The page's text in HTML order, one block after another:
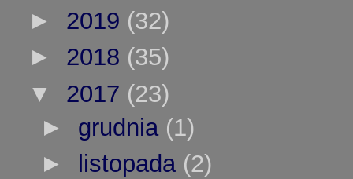
► 2019 (32)
► 2018 (35)
▼ 2017 (23)
► grudnia (1)
►
listopada (2)